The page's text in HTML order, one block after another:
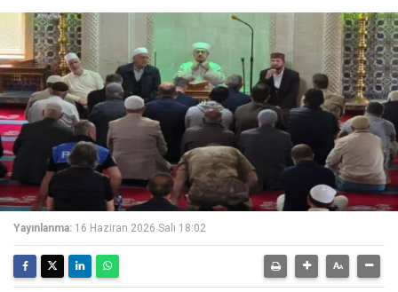
Yayınlanma: 16 Haziran 2026 Salı 18:02